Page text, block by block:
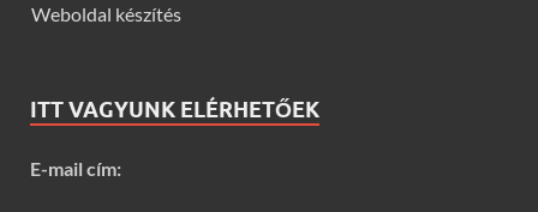
Weboldal készítés
ITT VAGYUNK ELÉRHETŐEK
E-mail cím: